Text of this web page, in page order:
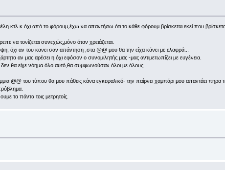
κτλ κ όχι από το φόρουμ,έχω να απαντήσω ότι το κάθε φόρουμ βρίσκεται εκεί που
να τονίζεται συνεχώς,μόνο όταν χρειάζεται.
όχι αν του κανει σαν απάντηση ,στα @@ μου θα την είχα κάνει με ελαφρά...
αν μας αρέσει η όχι εφόσον ο συνομιλητής μας -μας αντιμετωπίζει με ευγένεια.
δεν θα είχε νόημα όλο αυτό,θα συμφωνούσαν όλοι με όλους.
@@ του τύπου θα μου πάθεις κάνα εγκεφαλικό- την παίρνει χαμπάρι μου απαντάει πηρα
τα πάντα τοις μετρητοίς.